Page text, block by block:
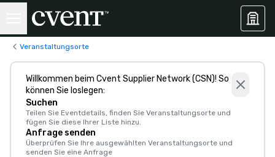
Veranstaltungsorte
Willkommen beim Cvent Supplier Network (CSN)! So
können Sie loslegen:
Suchen
Teilen Sie Eventdetails, finden Sie Veranstaltungsorte und
fügen Sie diese Ihrer Liste hinzu.
Anfrage senden
Überprüfen Sie Ihre ausgewählten Veranstaltungsorte und
senden Sie eine Anfrage